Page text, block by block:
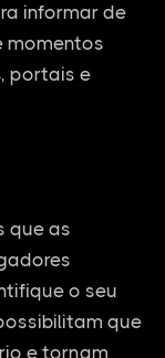
informar de
momentos
portais e
que as
o seu
que
e tornam